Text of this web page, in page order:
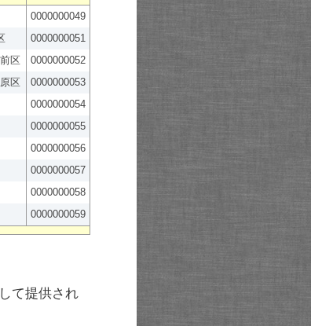
0000000049
0000000051
区
0000000052
区
0000000053
0000000054
0000000055
0000000056
0000000057
0000000058
0000000059
て提供され